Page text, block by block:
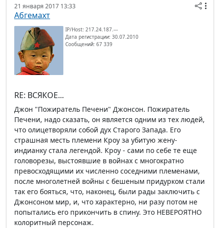
21 января 2017 13:33
Абгемахт
IP/Host: 217.24.187.---
Дата регистрации: 30.07.2010
Сообщений: 67 339
RE: ВСЯКОЕ...
Джон "Пожиратель Печени" Джонсон. Пожиратель
Печени, надо сказать, он является одним из тех людей,
что олицетворяли собой дух Старого Запада. Его
страшная месть племени Кроу за убитую жену-
индианку стала легендой. Кроу - сами по себе те еще
головорезы, выстоявшие в войнах с многократно
превосходящими их численно соседними племенами,
после многолетней войны с бешеным придурком стали
так его бояться, что, наконец, были рады заключить с
Джонсоном мир, и, что характерно, ни разу потом не
попытались его прикончить в спину. Это НЕВЕРОЯТНО
колоритный персонаж.